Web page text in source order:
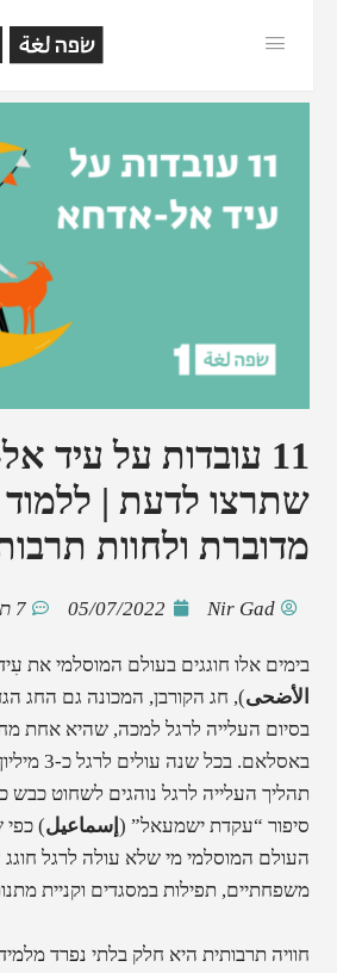
11 עובדות על עיד
שתרצו לדעת | ללמוד
מדוברת ולחוות תרבות
Nir Gad
05/07/2022 7 תגובות
בימים אלו חוגגים בעולם המוסלמי את
الأضحى), חג הקורבן, המכונה גם החג
בסיום העלייה לרגל למכה, שהיא אחת
באסלאם. בכל שנה
תהליך העלייה לרגל נוהגים לשחוט כבש
סיפור “עקדת ישמעאל” ( إسماعيل) כפי
העולם המוסלמי מי שלא עולה לרגל חוגג
משפחתיים, תפילות במסגדים וקניית
חוויה תרבותית היא חלק בלתי נפרד